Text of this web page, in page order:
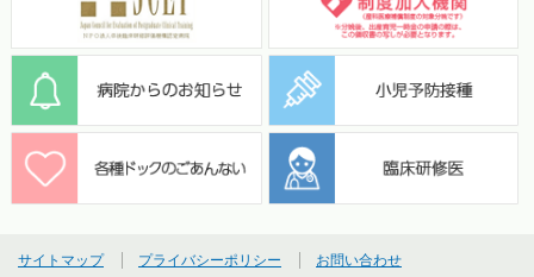
サイトマップ プライバシーポリシー お問い合わせ